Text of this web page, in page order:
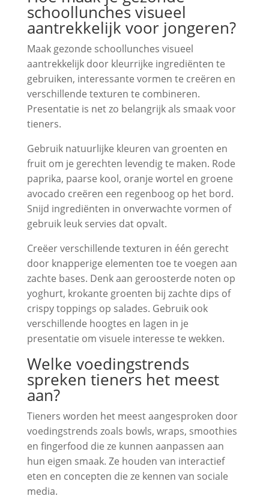
schoollunches visueel
aantrekkelijk voor jongeren?
Maak gezonde schoollunches visueel
aantrekkelijk door kleurrijke ingrediënten te
gebruiken, interessante vormen te creëren en
verschillende texturen te combineren.
Presentatie is net zo belangrijk als smaak voor
tieners.
Gebruik natuurlijke kleuren van groenten en
fruit om je gerechten levendig te maken. Rode
paprika, paarse kool, oranje wortel en groene
avocado creëren een regenboog op het bord.
Snijd ingrediënten in onverwachte vormen of
gebruik leuk servies dat opvalt.
Creëer verschillende texturen in één gerecht
door knapperige elementen toe te voegen aan
zachte bases. Denk aan geroosterde noten op
yoghurt, krokante groenten bij zachte dips of
crispy toppings op salades. Gebruik ook
verschillende hoogtes en lagen in je
presentatie om visuele interesse te wekken.
Welke voedingstrends
spreken tieners het meest
aan?
Tieners worden het meest aangesproken door
voedingstrends zoals bowls, wraps, smoothies
en fingerfood die ze kunnen aanpassen aan
hun eigen smaak. Ze houden van interactief
eten en concepten die ze kennen van sociale
media.